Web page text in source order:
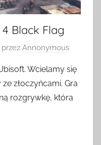
4 Black Flag
przez Annonymous
Wcielamy się
złoczyńcami. Gra
rozgrywkę, która